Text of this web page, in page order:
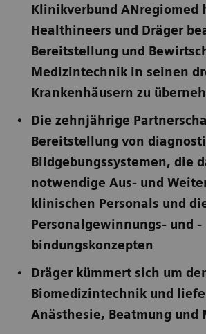
Klinikverbund ANregiomed
Healthineers und Dräger
Bereitstellung und
Medizintechnik in seinen
Krankenhäusern zu
Die zehnjährige
Bereitstellung von
Bildgebungssystemen, die
notwendige Aus- und
klinischen Personals und
Personalgewinnungs- und -
bindungskonzepten
Dräger kümmert sich um
Biomedizintechnik und
Anästhesie, Beatmung und